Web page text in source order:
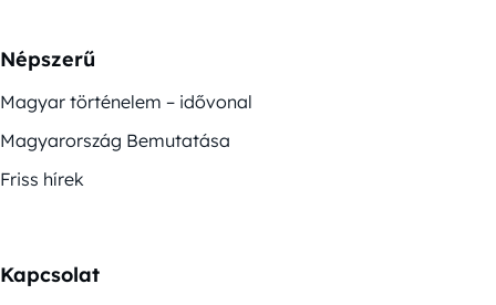
Népszerű
Magyar történelem – idővonal
Magyarország Bemutatása
Friss hírek
Kapcsolat